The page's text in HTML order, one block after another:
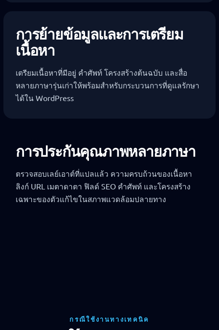
การย้ายข้อมูลและการเตรียม
เนื้อหา
เตรียมเนื้อหาที่มีอยู่ คำศัพท์ โครงสร้างต้นฉบับ และสื่อ
หลายภาษารุ่นเก่าให้พร้อมสำหรับกระบวนการที่ดูแลรักษา
ได้ใน WordPress
การประกันคุณภาพหลายภาษา
ตรวจสอบเลย์เอาต์ที่แปลแล้ว ความครบถ้วนของเนื้อหา
ลิงก์ URL เมตาดาตา ฟิลด์ SEO คำศัพท์ และโครงสร้าง
เฉพาะของตัวแก้ไขในสภาพแวดล้อมปลายทาง
กรณีใช้งานทางเทคนิค